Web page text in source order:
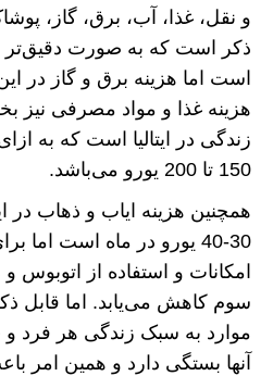
و نقل، غذا، آب، برق، گاز،
ذکر است که به‌ صورت‌ دقیق‌تر
است اما هزینه برق و گاز در
هزینه غذا و مواد مصرفی نیز
زندگی در ایتالیا است که به
150 تا 200 یورو می‌باشد.
همچنین هزینه ایاب و ذهاب در
30-40 یورو در ماه است اما
امکانات و استفاده از اتوبوس
سوم کاهش می‌یابد. اما قابل
موارد به سبک زندگی هر فرد
آنها بستگی دارد و همین امر